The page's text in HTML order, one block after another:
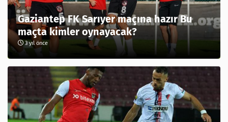
Gaziantep FK Sarıyer maçına hazır Bu
maçta kimler oynayacak?
3 yıl önce